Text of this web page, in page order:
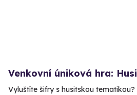
Venkovní úniková hra:
Vyluštíte šifry s husitskou tematikou?